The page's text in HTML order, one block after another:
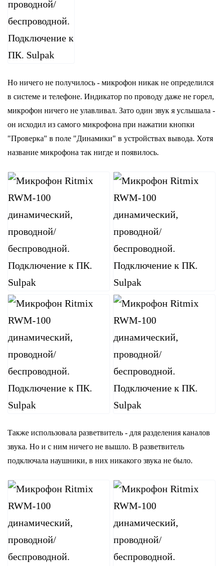
Но ничего не получилось - микрофон никак не определился
в системе и телефоне. Индикатор по проводу даже не горел,
микрофон ничего не улавливал. Зато один звук я услышала -
он исходил из самого микрофона при нажатии кнопки
"Проверка" в поле "Динамики" в устройствах вывода. Хотя
название микрофона так нигде и появилось.
Также использовала разветвитель - для разделения каналов
звука. Но и с ним ничего не вышло. В разветвитель
подключала наушники, в них никакого звука не было.